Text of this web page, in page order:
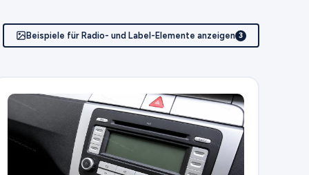
Beispiele für Radio- und Label-Elemente anzeigen 3